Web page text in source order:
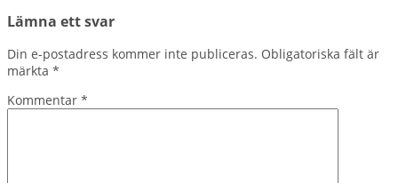
Lämna ett svar
Din e-postadress kommer inte publiceras. Obligatoriska fält är
märkta *
Kommentar *